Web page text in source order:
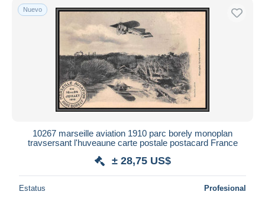
Nuevo
10267 marseille aviation 1910 parc borely monoplan
travsersant l'huveaune carte postale postacard France
± 28,75 US$
Estatus Profesional